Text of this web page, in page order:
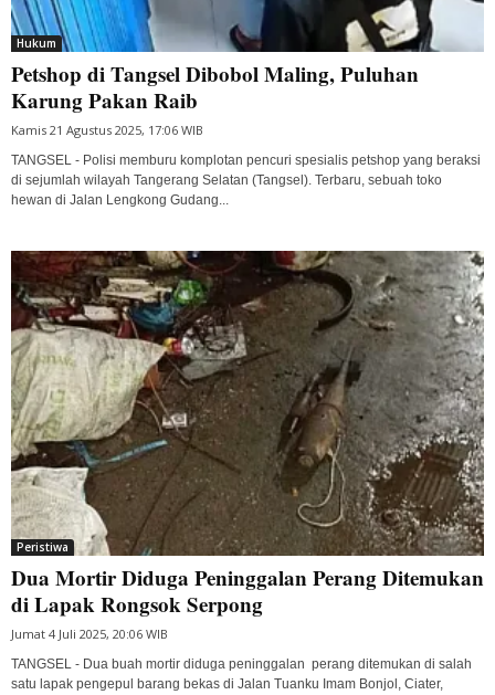
Hukum
Petshop di Tangsel Dibobol Maling, Puluhan
Karung Pakan Raib
Kamis 21 Agustus 2025, 17:06 WIB
TANGSEL - Polisi memburu komplotan pencuri spesialis petshop yang beraksi
di sejumlah wilayah Tangerang Selatan (Tangsel). Terbaru, sebuah toko
hewan di Jalan Lengkong Gudang...
Peristiwa
Dua Mortir Diduga Peninggalan Perang Ditemukan
di Lapak Rongsok Serpong
Jumat 4 Juli 2025, 20:06 WIB
TANGSEL - Dua buah mortir diduga peninggalan perang ditemukan di salah
satu lapak pengepul barang bekas di Jalan Tuanku Imam Bonjol, Ciater,